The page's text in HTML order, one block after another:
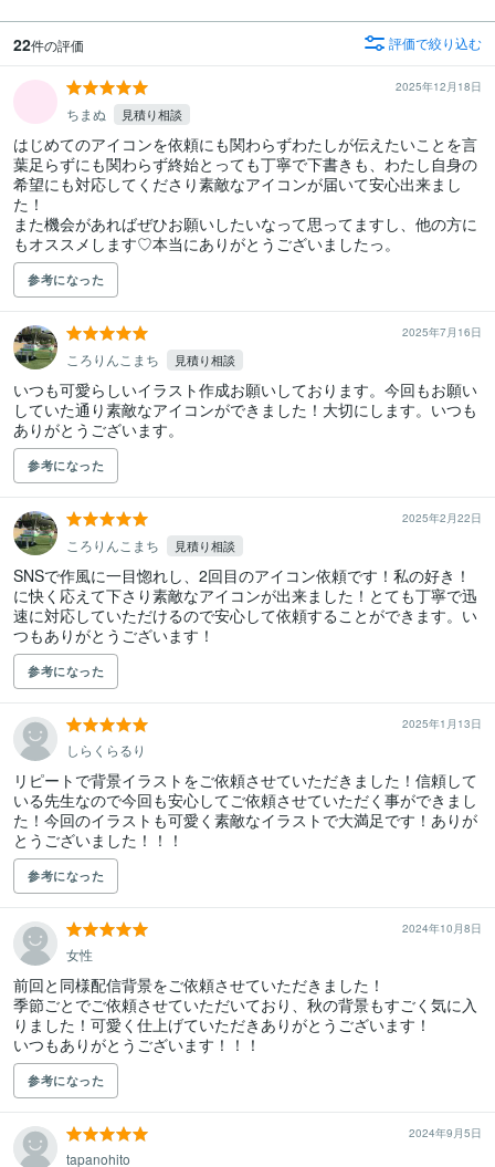
22件の評価 評価で絞り込む
2025年12月18日
ちまぬ 見積り相談
はじめてのアイコンを依頼にも関わらずわたしが伝えたいことを言
葉足らずにも関わらず終始とっても丁寧で下書きも、わたし自身の
希望にも対応してくださり素敵なアイコンが届いて安心出来まし
た！
また機会があればぜひお願いしたいなって思ってますし、他の方に
もオススメします♡本当にありがとうございましたっ。
参考になった
2025年7月16日
ころりんこまち 見積り相談
いつも可愛らしいイラスト作成お願いしております。今回もお願い
していた通り素敵なアイコンができました！大切にします。いつも
ありがとうございます。
参考になった
2025年2月22日
ころりんこまち 見積り相談
SNSで作風に一目惚れし、2回目のアイコン依頼です！私の好き！
に快く応えて下さり素敵なアイコンが出来ました！とても丁寧で迅
速に対応していただけるので安心して依頼することができます。い
つもありがとうございます！
参考になった
2025年1月13日
しらくらるり
リピートで背景イラストをご依頼させていただきました！信頼して
いる先生なので今回も安心してご依頼させていただく事ができまし
た！今回のイラストも可愛く素敵なイラストで大満足です！ありが
とうございました！！！
参考になった
2024年10月8日
女性
前回と同様配信背景をご依頼させていただきました！
季節ごとでご依頼させていただいており、秋の背景もすごく気に入
りました！可愛く仕上げていただきありがとうございます！
いつもありがとうございます！！！
参考になった
2024年9月5日
tapanohito